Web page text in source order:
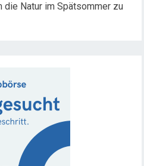
die Natur im Spätsommer zu